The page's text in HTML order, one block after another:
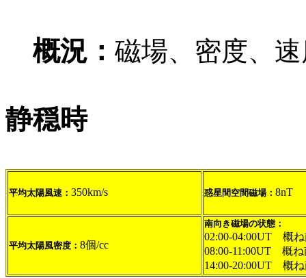
概況： 磁場、密度、
静穏時
平均太陽風速： 350km/s 惑星間空間磁場： 8nT
平均太陽風密度： 8個/cc
南向き磁場の状態：
02:00-04:00UT 概
08:00-11:00UT 概
14:00-20:00UT 概